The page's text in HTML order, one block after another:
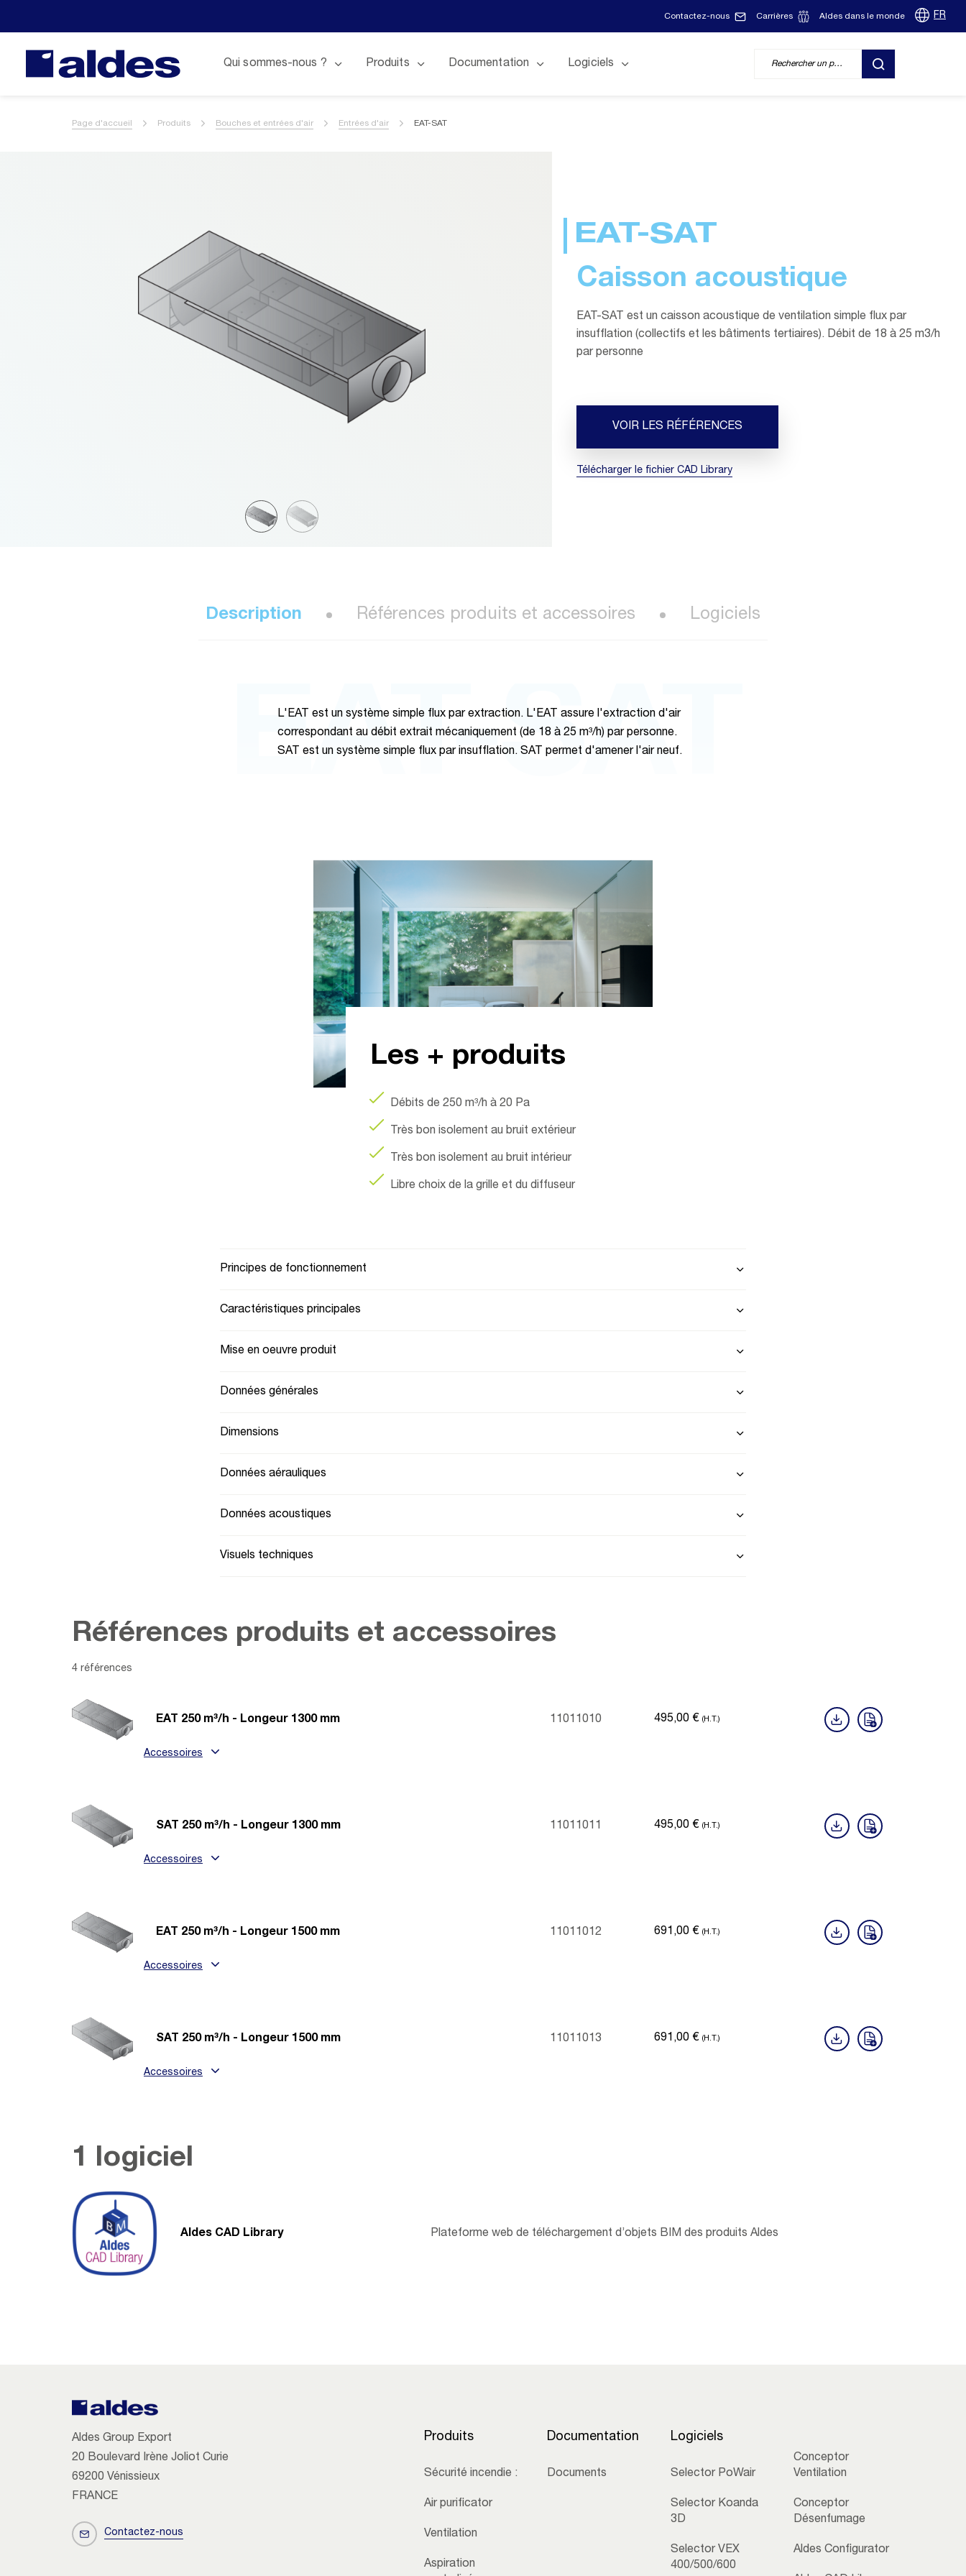
Contactez-nous Carrières Aldes dans le monde FR
Qui sommes-nous ? Produits Documentation Logiciels
RECHERCHER
Page d'accueil Produits Bouches et entrées d'air Entrées d'air EAT-SAT
EAT-SAT
Caisson acoustique
EAT-SAT est un caisson acoustique de ventilation simple flux par
insufflation (collectifs et les bâtiments tertiaires). Débit de 18 à 25 m3/h
par personne
VOIR LES RÉFÉRENCES
Télécharger le fichier CAD Library
Description Références produits et accessoires Logiciels
EAT-SAT
L'EAT est un système simple flux par extraction. L'EAT assure l'extraction d'air
correspondant au débit extrait mécaniquement (de 18 à 25 m³/h) par personne.
SAT est un système simple flux par insufflation. SAT permet d'amener l'air neuf.
Les + produits
Débits de 250 m³/h à 20 Pa
Très bon isolement au bruit extérieur
Très bon isolement au bruit intérieur
Libre choix de la grille et du diffuseur
Principes de fonctionnement
Caractéristiques principales
Mise en oeuvre produit
Données générales
Dimensions
Données aérauliques
Données acoustiques
Visuels techniques
Références produits et accessoires
4 références
EAT 250 m³/h - Longeur 1300 mm 11011010 495,00 € (H.T.)
Accessoires
SAT 250 m³/h - Longeur 1300 mm 11011011 495,00 € (H.T.)
Accessoires
EAT 250 m³/h - Longeur 1500 mm 11011012 691,00 € (H.T.)
Accessoires
SAT 250 m³/h - Longeur 1500 mm 11011013 691,00 € (H.T.)
Accessoires
1 logiciel
Aldes CAD Library Plateforme web de téléchargement d’objets BIM des produits Aldes
Aldes Group Export
20 Boulevard Irène Joliot Curie
69200 Vénissieux
FRANCE
Contactez-nous
Produits
Sécurité incendie :
Air purificator
Ventilation
Aspiration
Documentation
Documents
Logiciels
Selector PoWair
Selector Koanda
3D
Selector VEX
400/500/600
Conceptor
Ventilation
Conceptor
Désenfumage
Aldes Configurator